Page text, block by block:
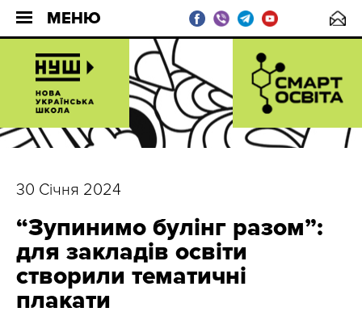
МЕНЮ
30 Січня 2024
“Зупинимо булінг разом”:
для закладів освіти
створили тематичні
плакати